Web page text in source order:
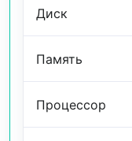
Диск
Память
Процессор